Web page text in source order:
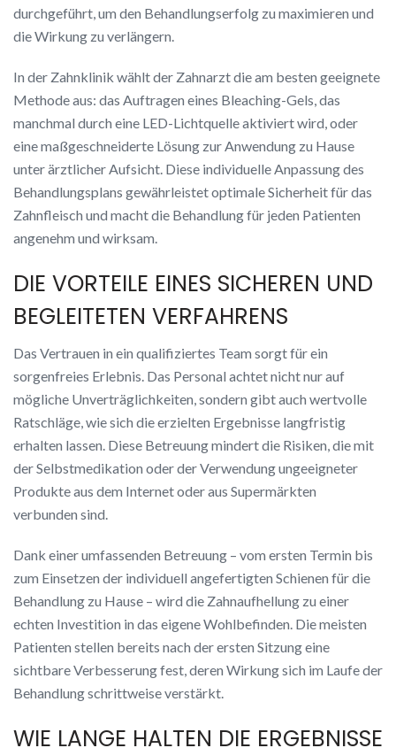
durchgeführt, um den Behandlungserfolg zu maximieren und
die Wirkung zu verlängern.
In der Zahnklinik wählt der Zahnarzt die am besten geeignete
Methode aus: das Auftragen eines Bleaching-Gels, das
manchmal durch eine LED-Lichtquelle aktiviert wird, oder
eine maßgeschneiderte Lösung zur Anwendung zu Hause
unter ärztlicher Aufsicht. Diese individuelle Anpassung des
Behandlungsplans gewährleistet optimale Sicherheit für das
Zahnfleisch und macht die Behandlung für jeden Patienten
angenehm und wirksam.
DIE VORTEILE EINES SICHEREN UND
BEGLEITETEN VERFAHRENS
Das Vertrauen in ein qualifiziertes Team sorgt für ein
sorgenfreies Erlebnis. Das Personal achtet nicht nur auf
mögliche Unverträglichkeiten, sondern gibt auch wertvolle
Ratschläge, wie sich die erzielten Ergebnisse langfristig
erhalten lassen. Diese Betreuung mindert die Risiken, die mit
der Selbstmedikation oder der Verwendung ungeeigneter
Produkte aus dem Internet oder aus Supermärkten
verbunden sind.
Dank einer umfassenden Betreuung – vom ersten Termin bis
zum Einsetzen der individuell angefertigten Schienen für die
Behandlung zu Hause – wird die Zahnaufhellung zu einer
echten Investition in das eigene Wohlbefinden. Die meisten
Patienten stellen bereits nach der ersten Sitzung eine
sichtbare Verbesserung fest, deren Wirkung sich im Laufe der
Behandlung schrittweise verstärkt.
WIE LANGE HALTEN DIE ERGEBNISSE